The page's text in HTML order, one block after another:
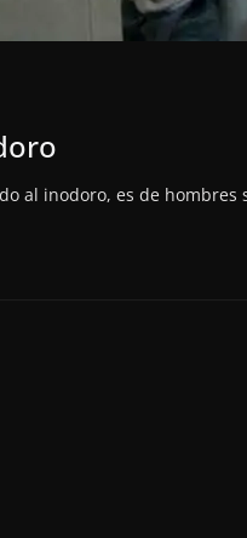
al inodoro, es de